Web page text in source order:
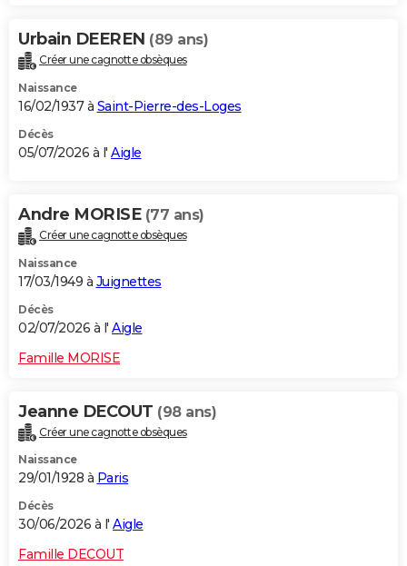
Urbain DEEREN (89 ans)
Créer une cagnotte obsèques
Naissance
16/02/1937 à Saint-Pierre-des-Loges
Décès
05/07/2026 à l' Aigle
Andre MORISE (77 ans)
Créer une cagnotte obsèques
Naissance
17/03/1949 à Juignettes
Décès
02/07/2026 à l' Aigle
Famille MORISE
Jeanne DECOUT (98 ans)
Créer une cagnotte obsèques
Naissance
29/01/1928 à Paris
Décès
30/06/2026 à l' Aigle
Famille DECOUT